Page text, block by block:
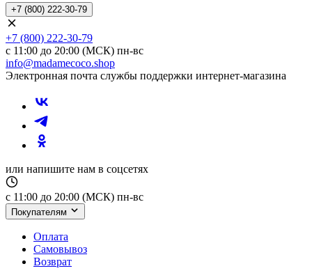
+7 (800) 222-30-79
+7 (800) 222-30-79
с 11:00 до 20:00 (МСК) пн-вс
info@madamecoco.shop
Электронная почта службы поддержки интернет-магазина
или напишите нам в соцсетях
с 11:00 до 20:00 (МСК) пн-вс
Покупателям
Оплата
Самовывоз
Возврат